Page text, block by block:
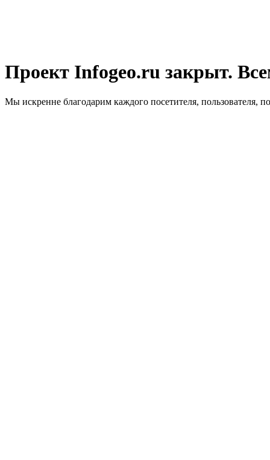
Проект Infogeo.ru закрыт.
Мы искренне благодарим каждого посетителя, пользователя,